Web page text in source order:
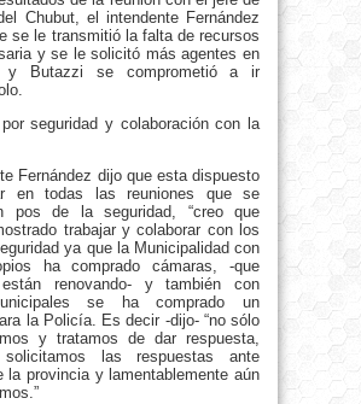
Chubut, el intendente Fernández
se le transmitió la falta de recursos
y se le solicitó más agentes en
y Butazzi se comprometió a ir
por seguridad y colaboración con la
Fernández dijo que esta dispuesto
en todas las reuniones que se
pos de la seguridad, “creo que
trabajar y colaborar con los
ya que la Municipalidad con
ha comprado cámaras, -que
renovando- y también con
se ha comprado un
la Policía. Es decir -dijo- “no sólo
y tratamos de dar respuesta,
las respuestas ante
la provincia y lamentablemente aún